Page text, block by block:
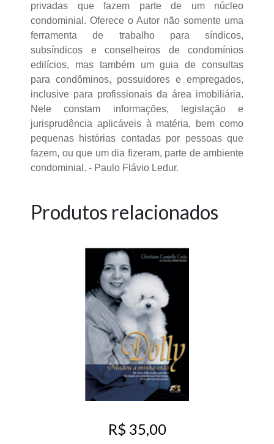
privadas que fazem parte de um núcleo
condominial. Oferece o Autor não somente uma
ferramenta de trabalho para síndicos,
subsíndicos e conselheiros de condomínios
edilícios, mas também um guia de consultas
para condôminos, possuidores e empregados,
inclusive para profissionais da área imobiliária.
Nele constam informações, legislação e
jurisprudência aplicáveis à matéria, bem como
pequenas histórias contadas por pessoas que
fazem, ou que um dia fizeram, parte de ambiente
condominial. - Paulo Flávio Ledur.
Produtos relacionados
R$ 35,00